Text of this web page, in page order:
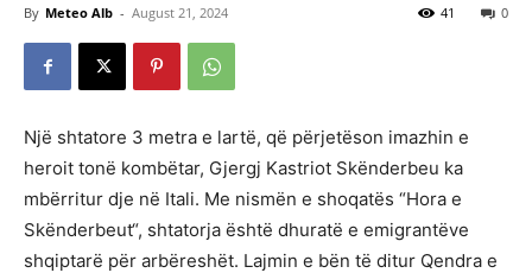
By Meteo Alb - August 21, 2024 0
41
Një shtatore 3 metra e lartë, që përjetëson imazhin e
heroit tonë kombëtar, Gjergj Kastriot Skënderbeu ka
mbërritur dje në Itali. Me nismën e shoqatës “Hora e
Skënderbeut“, shtatorja është dhuratë e emigrantëve
shqiptarë për arbëreshët. Lajmin e bën të ditur Qendra e